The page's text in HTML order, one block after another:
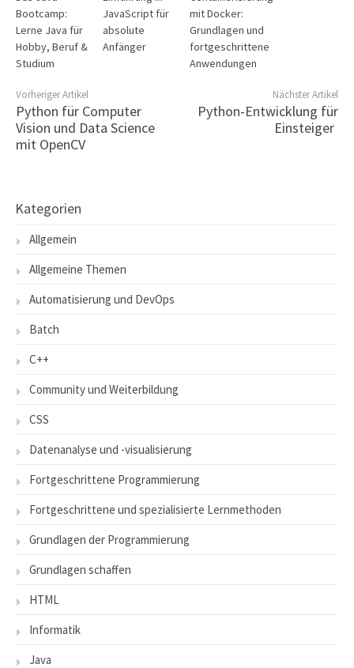
Bootcamp:
Lerne Java für
Hobby, Beruf &
Studium
JavaScript für
absolute
Anfänger
mit Docker:
Grundlagen und
fortgeschrittene
Anwendungen
Vorheriger Artikel
Python für Computer
Vision und Data Science
mit OpenCV
Nächster Artikel
Python-Entwicklung für
Einsteiger
Kategorien
Allgemein
Allgemeine Themen
Automatisierung und DevOps
Batch
C++
Community und Weiterbildung
CSS
Datenanalyse und -visualisierung
Fortgeschrittene Programmierung
Fortgeschrittene und spezialisierte Lernmethoden
Grundlagen der Programmierung
Grundlagen schaffen
HTML
Informatik
Java